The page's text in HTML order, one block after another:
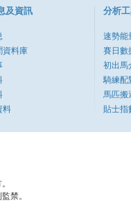
及資訊
資料庫
料
分析
速勢能
賽日數
初出馬
騎練配
馬匹搬
貼士指
禁。